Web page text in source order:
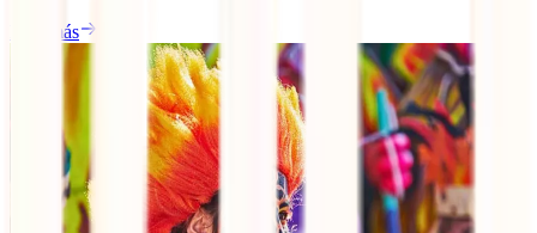
Leer más